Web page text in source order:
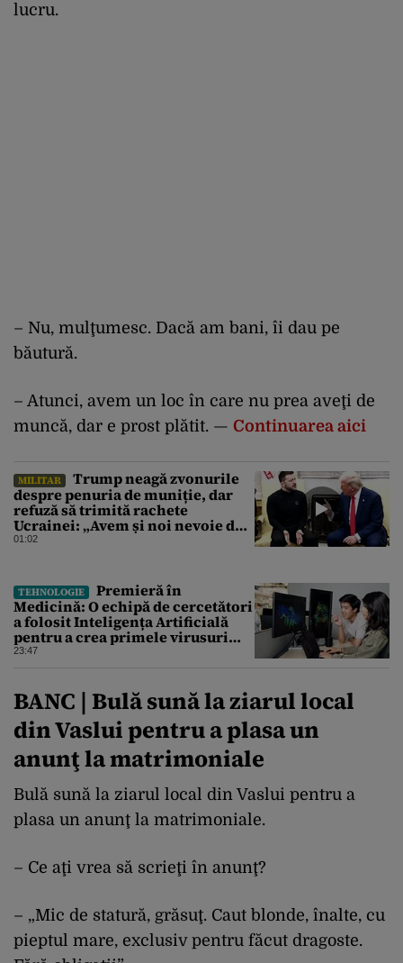
lucru.
– Nu, mulţumesc. Dacă am bani, îi dau pe
băutură.
– Atunci, avem un loc în care nu prea aveţi de
muncă, dar e prost plătit. — Continuarea aici
MILITAR
Trump neagă zvonurile
despre penuria de muniție, dar
refuză să trimită rachete
Ucrainei: „Avem și noi nevoie de
rachete”
01:02
TEHNOLOGIE
Premieră în
Medicină: O echipă de cercetători
a folosit Inteligența Artificială
pentru a crea primele virusuri
sintetice la tratarea de E.coli
23:47
BANC | Bulă sună la ziarul local
din Vaslui pentru a plasa un
anunţ la matrimoniale
Bulă sună la ziarul local din Vaslui pentru a
plasa un anunţ la matrimoniale.
– Ce aţi vrea să scrieţi în anunţ?
– „Mic de statură, grăsuţ. Caut blonde, înalte, cu
pieptul mare, exclusiv pentru făcut dragoste.